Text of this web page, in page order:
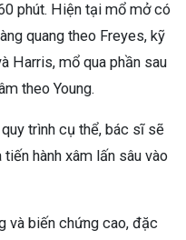
phút. Hiện tại mổ mở có
quang theo Freyes, kỹ
Harris, mổ qua phần sau
theo Young.
trình cụ thể, bác sĩ sẽ
hành xâm lấn sâu vào
và biến chứng cao, đặc